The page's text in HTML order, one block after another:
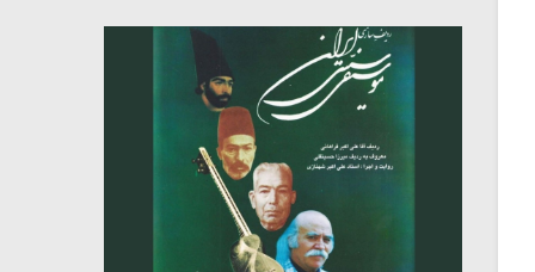
میکلوش روژا